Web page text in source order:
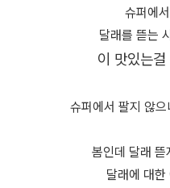
슈퍼에
달래를 뜯는
이 맛있는
슈퍼에서 팔지 않
봄인데 달래 뜯
달래에 대